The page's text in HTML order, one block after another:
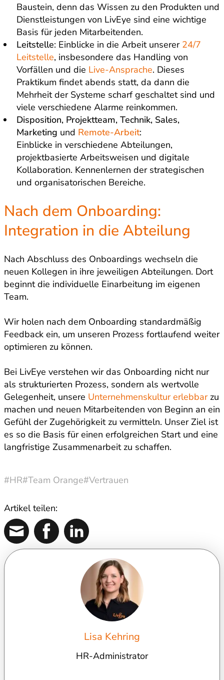
Baustein, denn das Wissen zu den Produkten und
Dienstleistungen von LivEye sind eine wichtige
Basis für jeden Mitarbeitenden.
Leitstelle: Einblicke in die Arbeit unserer 24/7
Leitstelle, insbesondere das Handling von
Vorfällen und die Live-Ansprache. Dieses
Praktikum findet abends statt, da dann die
Mehrheit der Systeme scharf geschaltet sind und
viele verschiedene Alarme reinkommen.
Disposition, Projektteam, Technik, Sales,
Marketing und Remote-Arbeit:
Einblicke in verschiedene Abteilungen,
projektbasierte Arbeitsweisen und digitale
Kollaboration. Kennenlernen der strategischen
und organisatorischen Bereiche.
Nach dem Onboarding:
Integration in die Abteilung
Nach Abschluss des Onboardings wechseln die
neuen Kollegen in ihre jeweiligen Abteilungen. Dort
beginnt die individuelle Einarbeitung im eigenen
Team.
Wir holen nach dem Onboarding standardmäßig
Feedback ein, um unseren Prozess fortlaufend weiter
optimieren zu können.
Bei LivEye verstehen wir das Onboarding nicht nur
als strukturierten Prozess, sondern als wertvolle
Gelegenheit, unsere Unternehmenskultur erlebbarzu
machen und neuen Mitarbeitenden von Beginn an ein
Gefühl der Zugehörigkeit zu vermitteln. Unser Ziel ist
es so die Basis für einen erfolgreichen Start und eine
langfristige Zusammenarbeit zu schaffen.
#HR#Team Orange#Vertrauen
Artikel teilen:
Lisa Kehring
HR-Administrator